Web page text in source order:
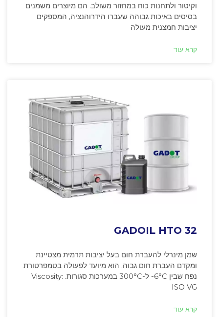
וקיטור ולתחנות כוח במחזור משולב. הם מיוצרים משמנים
בסיסים באיכות גבוהה שעברו הידרוהנציה, המספקים
יציבות חמצנית מעולה
קרא עוד
GADOIL HTO 32
שמן מינרלי להעברת חום בעל יציבות תרמית מצטיינת
ומקדם העברת חום גבוה. הוא מיועד לפעולה בטמפרטורת
נפח שבין ‎-6°C ל-300°C במערכות סגורות. Viscosity:
ISO VG
קרא עוד